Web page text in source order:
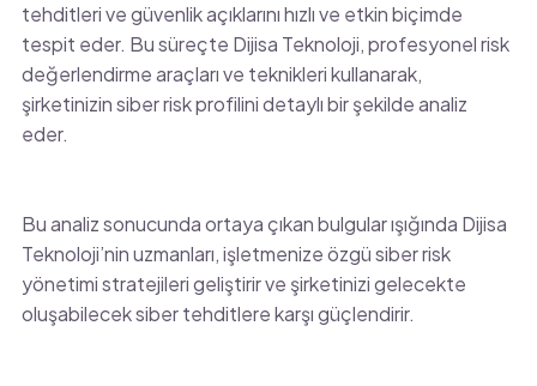
tehditleri ve güvenlik açıklarını hızlı ve etkin biçimde
tespit eder. Bu süreçte Dijisa Teknoloji, profesyonel risk
değerlendirme araçları ve teknikleri kullanarak,
şirketinizin siber risk profilini detaylı bir şekilde analiz
eder.
Bu analiz sonucunda ortaya çıkan bulgular ışığında Dijisa
Teknoloji’nin uzmanları, işletmenize özgü siber risk
yönetimi stratejileri geliştirir ve şirketinizi gelecekte
oluşabilecek siber tehditlere karşı güçlendirir.